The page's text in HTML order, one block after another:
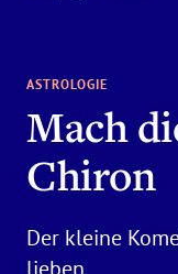
ASTROLOGIE
Mach
Chiron
Der kleine
lieben